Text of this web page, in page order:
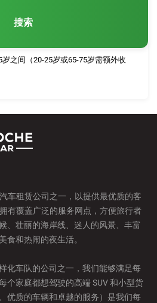
搜索
之间（20-25岁或65-75岁需额外收
车租赁公司之一，以提供最优质的客
有覆盖广泛的服务网点，方便旅行者
、壮丽的海岸线、迷人的风景、丰富
食和热闹的夜生活。
化车队的公司之一，我们能够满足每
个家庭都想驾驶的高端 SUV 和小型货
优质的车辆和卓越的服务）是我们每